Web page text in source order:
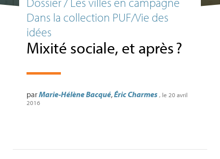
Dans la collection PUF/Vie des
idées
Mixité sociale, et après?
parMarie-Hélène Bacqué,Éric Charmes , le 20 avril
2016